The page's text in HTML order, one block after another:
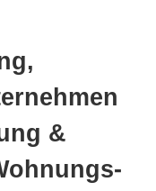
&